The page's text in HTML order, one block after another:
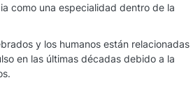
como una especialidad dentro de la
y los humanos están relacionadas
en las últimas décadas debido a la